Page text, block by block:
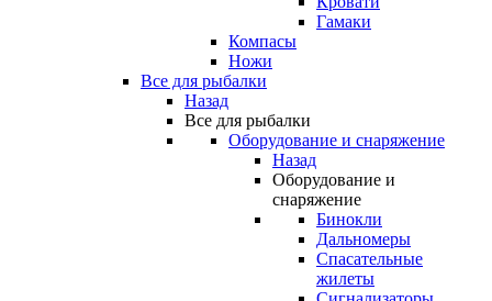
Гамаки
Компасы
Ножи
Все для рыбалки
Назад
Все для рыбалки
Оборудование и снаряжение
Назад
Оборудование и
снаряжение
Бинокли
Дальномеры
Спасательные
жилеты